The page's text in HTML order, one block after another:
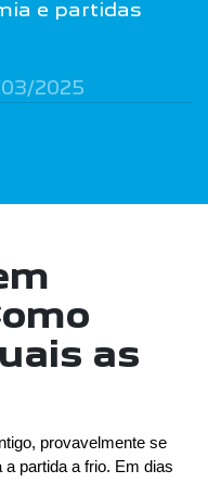
e partidas
2025
as
provavelmente se
a partida a frio. Em dias